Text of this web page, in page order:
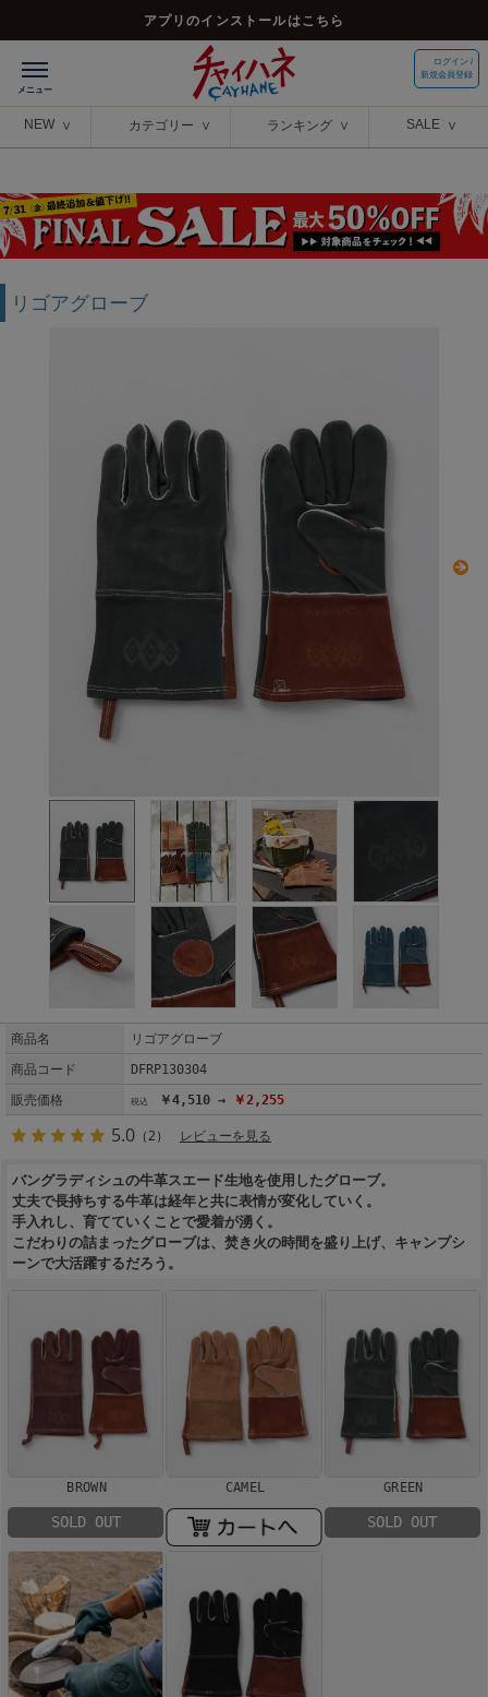
アプリのインストールはこちら
ログイン /
新規会員登録
NEW カテゴリー ランキング SALE
リゴアグローブ
商品名
リゴアグローブ
商品コード
DFRP130304
販売価格
￥4,510 → ￥2,255
5.0 （2） レビューを見る
バングラディシュの牛革スエード生地を使用したグローブ。
丈夫で長持ちする牛革は経年と共に表情が変化していく。
手入れし、育てていくことで愛着が湧く。
こだわりの詰まったグローブは、焚き火の時間を盛り上げ、キャンプシ
ーンで大活躍するだろう。
BROWN
SOLD OUT
CAMEL GREEN
SOLD OUT